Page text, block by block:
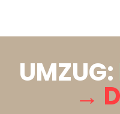
UMZUG:
→